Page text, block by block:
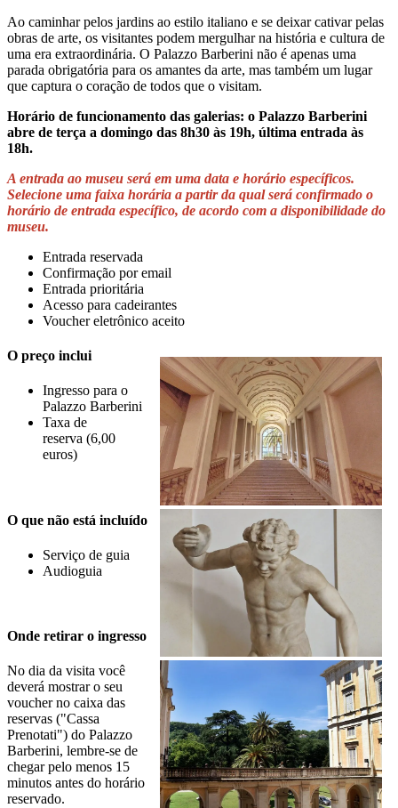
Ao caminhar pelos jardins ao estilo italiano e se deixar cativar pelas
obras de arte, os visitantes podem mergulhar na história e cultura de
uma era extraordinária. O Palazzo Barberini não é apenas uma
parada obrigatória para os amantes da arte, mas também um lugar
que captura o coração de todos que o visitam.
Horário de funcionamento das galerias: o Palazzo Barberini
abre de terça a domingo das 8h30 às 19h, última entrada às
18h.
A entrada ao museu será em uma data e horário específicos.
Selecione uma faixa horária a partir da qual será confirmado o
horário de entrada específico, de acordo com a disponibilidade do
museu.
Entrada reservada
Confirmação por email
Entrada prioritária
Acesso para cadeirantes
Voucher eletrônico aceito
O preço inclui
Ingresso para o
Palazzo Barberini
Taxa de
reserva (6,00
euros)
O que não está incluído
Serviço de guia
Audioguia
Onde retirar o ingresso
No dia da visita você
deverá mostrar o seu
voucher no caixa das
reservas ("Cassa
Prenotati") do Palazzo
Barberini, lembre-se de
chegar pelo menos 15
minutos antes do horário
reservado.